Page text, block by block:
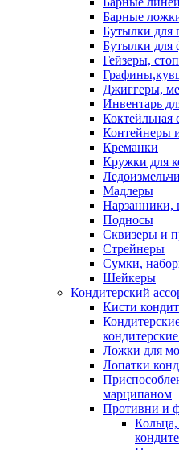
Барные
Бутылки для
Бутылки для
Гейзеры,
Джиггеры,
Инвентарь
Коктейльная
Контейнеры
Креманки
Кружки для
Мадлеры
Нарзанники,
Подносы
Сквизеры и
Стрейнеры
Сумки,
Шейкеры
Кондитерский
Кисти
Ложки для
Лопатки
марципаном
Противни и